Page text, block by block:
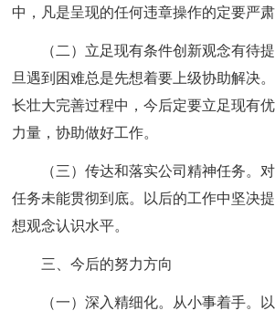
中，凡是呈现的任何违章操作的定要严肃
（二）立足现有条件创新观念有待
旦遇到困难总是先想着要上级协助解决
长壮大完善过程中，今后定要立足现有
力量，协助做好工作。
（三）传达和落实公司精神任务。
任务未能贯彻到底。以后的工作中坚决
想观念认识水平。
三、今后的努力方向
（一）深入精细化。从小事着手。